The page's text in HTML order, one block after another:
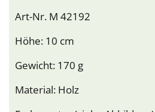
Art-Nr. M 42192
Höhe: 10 cm
Gewicht: 170 g
Material: Holz